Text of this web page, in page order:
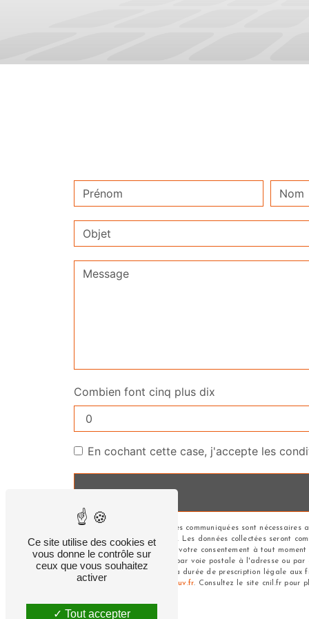
Combien font cinq plus dix
En cochant cette case, j'accepte les
** Les données personnelles communiquées sont
répondre à votre message. Les données collectées seront
d’opposition, de retrait de votre consentement à tout
pouvez exercer ces droits par voie postale à l'adresse ou
de contact puis pendant la durée de prescription légale
à cette adresse:
Bloctel.gouv.fr. Consultez le site cnil.fr pour
Ce site utilise des cookies et
vous donne le contrôle sur
ceux que vous souhaitez
activer
Tout accepter